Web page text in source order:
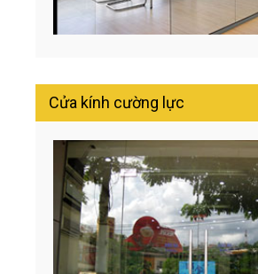
Cửa kính cường lực